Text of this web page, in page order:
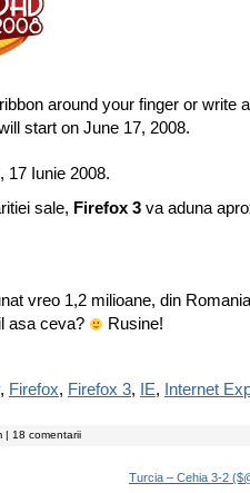
around your finger or write
start on June 17, 2008.
17 Iunie 2008.
sale, Firefox 3 va aduna
vreo 1,2 milioane, din
asa ceva?
Rusine!
, Firefox, Firefox 3, IE,
Internet
| 18 comentarii
Turcia – Cehia 3-2